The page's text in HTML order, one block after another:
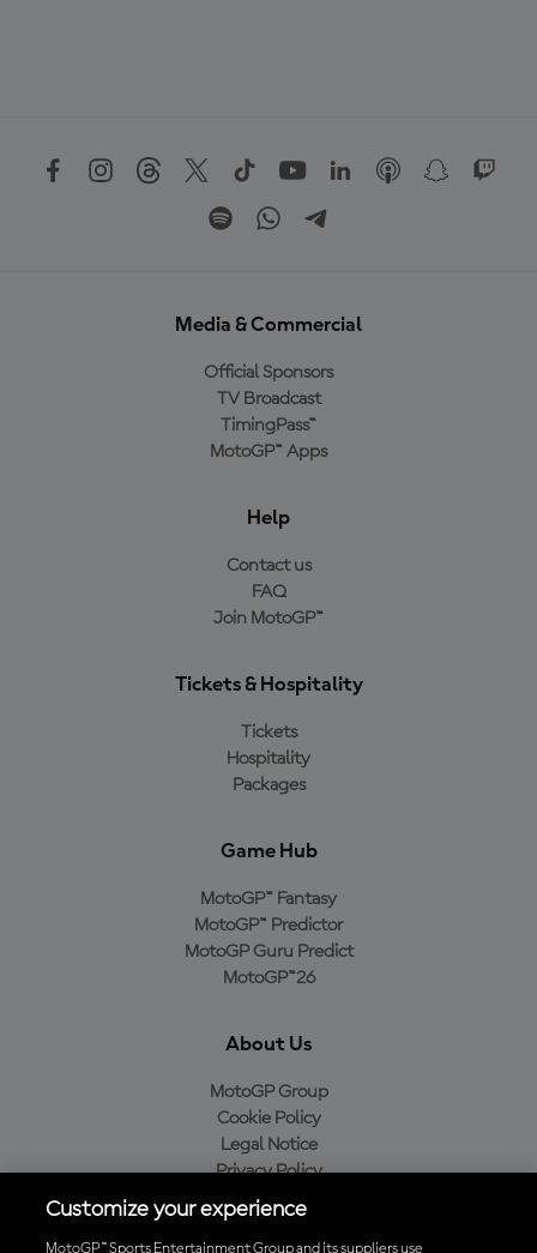
Media & Commercial
Official Sponsors
TV Broadcast
TimingPass™
MotoGP™ Apps
Help
Contact us
FAQ
Join MotoGP™
Tickets & Hospitality
Tickets
Hospitality
Packages
Game Hub
MotoGP™ Fantasy
MotoGP™ Predictor
MotoGP Guru Predict
MotoGP™26
About Us
MotoGP Group
Cookie Policy
Legal Notice
Privacy Policy
Purchase Policy
Customize your experience
MotoGP™ Sports Entertainment Group and its suppliers use